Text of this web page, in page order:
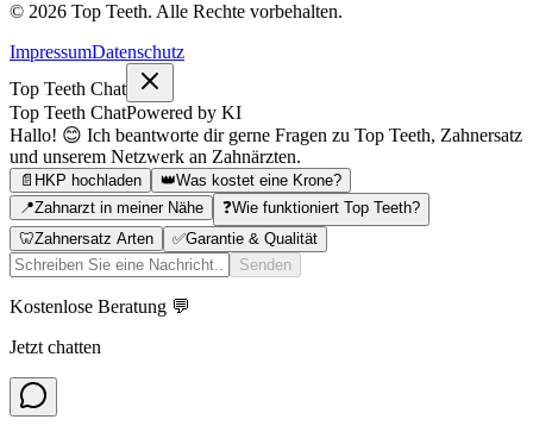
© 2026 Top Teeth. Alle Rechte vorbehalten.
ImpressumDatenschutz
Top Teeth Chat
Top Teeth ChatPowered by KI
Hallo! 😊 Ich beantworte dir gerne Fragen zu Top Teeth, Zahnersatz
und unserem Netzwerk an Zahnärzten.
📄 HKP hochladen 👑Was kostet eine Krone?
📍Zahnarzt in meiner Nähe ❓Wie funktioniert Top Teeth?
🦷Zahnersatz Arten ✅Garantie & Qualität
Senden
Kostenlose Beratung 💬
Jetzt chatten